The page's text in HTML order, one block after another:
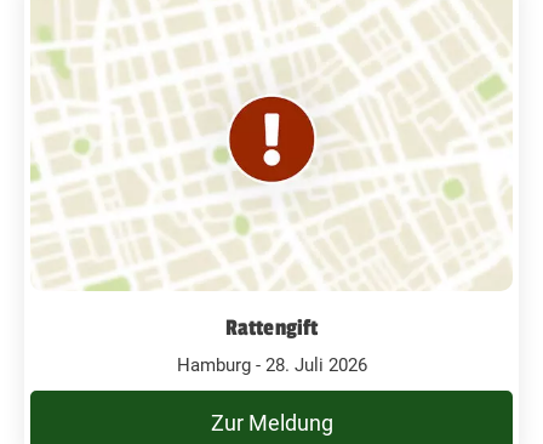
Rattengift
Hamburg - 28. Juli 2026
Zur Meldung